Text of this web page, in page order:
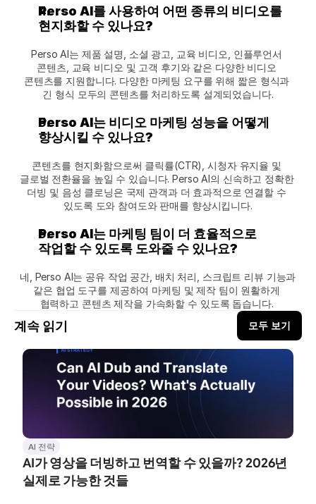
Perso AI를 사용하여 어떤 종류의 비디오를
현지화할 수 있나요?
Perso AI는 제품 설명, 소셜 광고, 교육 비디오, 인플루언서
콘텐츠, 교육 비디오 및 고객 후기와 같은 다양한 비디오
콘텐츠를 지원합니다. 다양한 마케팅 요구를 위해 짧은 형식과
긴 형식 모두의 콘텐츠를 처리하도록 설계되었습니다.
Perso AI는 비디오 마케팅 성능을 어떻게
향상시킬 수 있나요?
콘텐츠를 현지화함으로써 클릭률(CTR), 시청자 유지율 및
글로벌 전환율을 높일 수 있습니다. Perso AI의 신속하고 정확한
더빙 및 음성 클로닝은 국제 관객과 더 효과적으로 연결할 수
있도록 도와 참여도와 판매를 향상시킵니다.
Perso AI는 마케팅 팀이 더 효율적으로
작업할 수 있도록 도와줄 수 있나요?
네, Perso AI는 공유 작업 공간, 배치 처리, 스크립트 리뷰 기능과
같은 협업 도구를 제공하여 마케팅 및 제작 팀이 원활하게
협력하고 콘텐츠 제작을 가속화할 수 있도록 돕습니다.
계속 읽기 모두 보기
AI 전략
AI가 영상을 더빙하고 번역할 수 있을까? 2026년
실제로 가능한 것들